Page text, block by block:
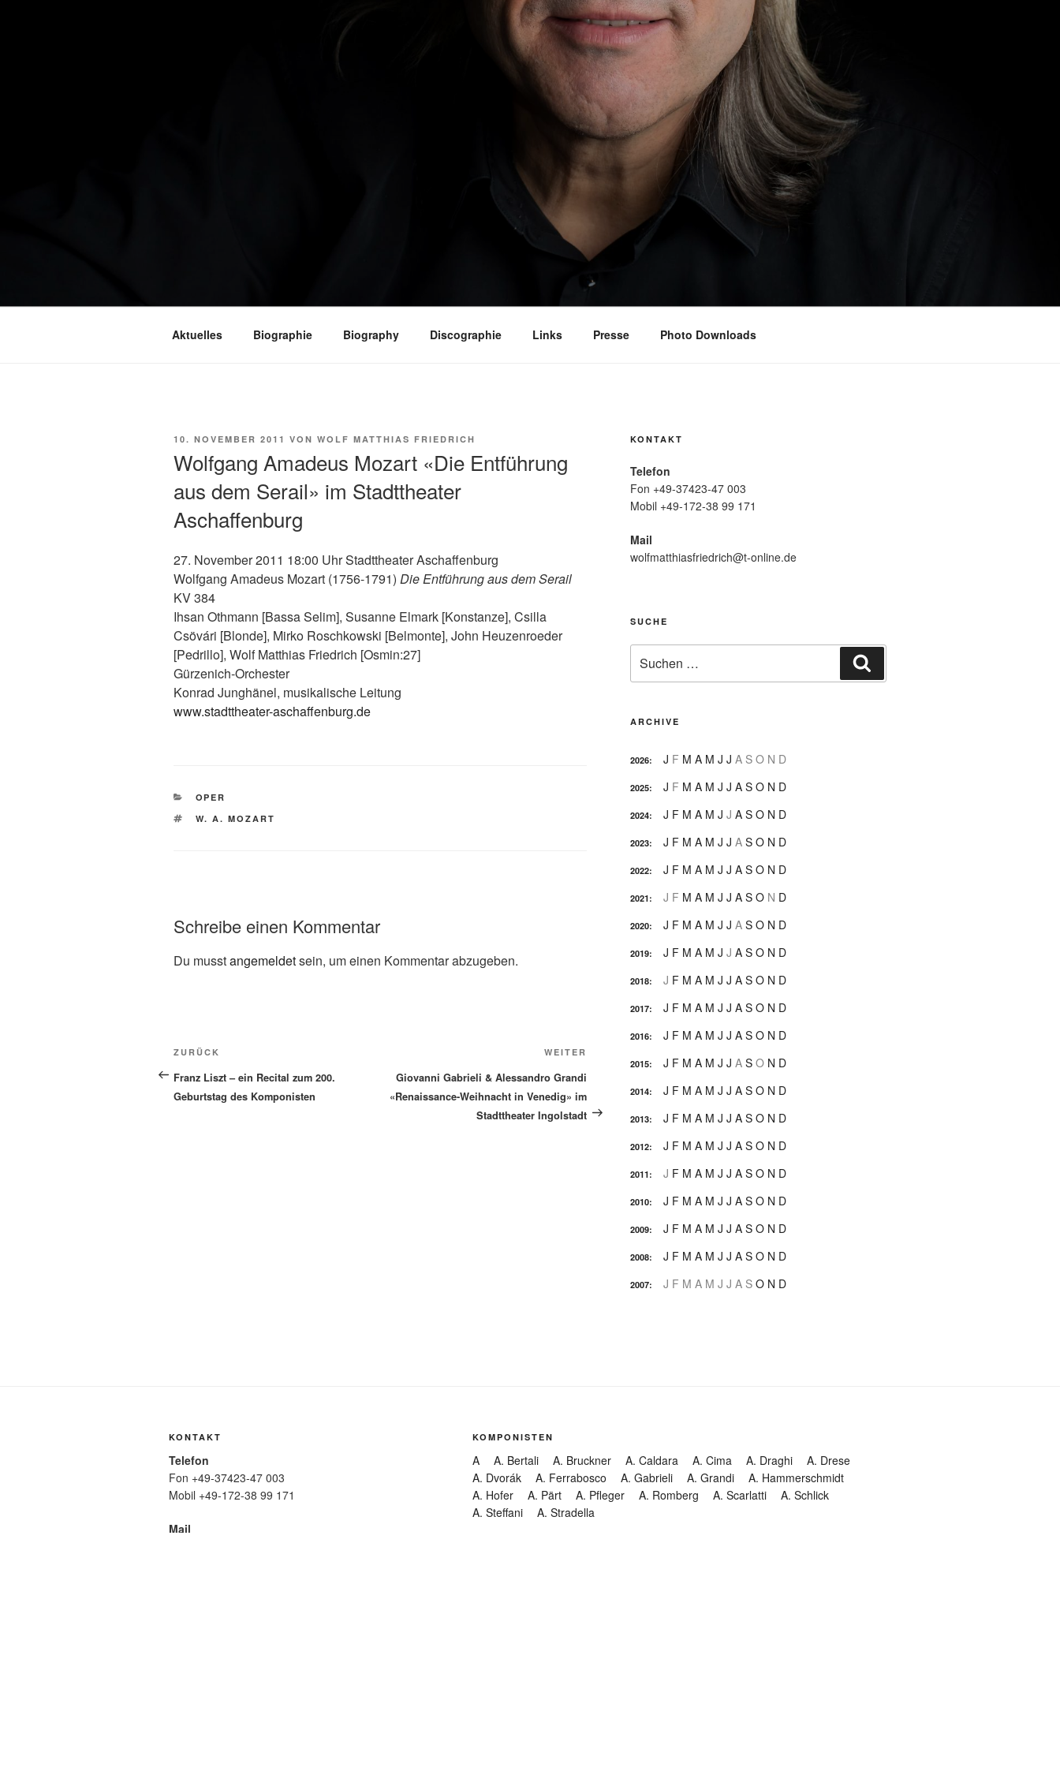
Aktuelles Biographie Biography Discographie Links Presse Photo Downloads
VERÖFFENTLICHT
10. NOVEMBER 2011 VON WOLF MATTHIAS FRIEDRICH
Wolfgang Amadeus Mozart «Die Entführung
aus dem Serail» im Stadttheater
Aschaffenburg
27. November 2011 18:00 Uhr Stadttheater Aschaffenburg
Wolfgang Amadeus Mozart (1756-1791) Die Entführung aus dem Serail
KV 384
Ihsan Othmann [Bassa Selim], Susanne Elmark [Konstanze], Csilla
Csövári [Blonde], Mirko Roschkowski [Belmonte], John Heuzenroeder
[Pedrillo], Wolf Matthias Friedrich [Osmin:27]
Gürzenich-Orchester
Konrad Junghänel, musikalische Leitung
www.stadttheater-aschaffenburg.de
KATEGORIEN
OPER
SCHLAGWÖRTER
W. A. MOZART
Schreibe einen Kommentar
Du musstangemeldetsein, um einen Kommentar abzugeben.
Beitragsnavigation
Vorheriger
Beitrag
ZURÜCK
Franz Liszt – ein Recital zum 200.
Geburtstag des Komponisten
WEITER
Giovanni Gabrieli & Alessandro Grandi
«Renaissance-Weihnacht in Venedig» im
Stadttheater Ingolstadt
KONTAKT
Telefon
Fon +49-37423-47 003
Mobil +49-172-38 99 171
Mail
wolfmatthiasfriedrich@t-online.de
SUCHE
nach:
ARCHIVE
2026: J F M A M J J A S O N D
2025: J F M A M J J A S O N D
2024: J F M A M J J A S O N D
2023: J F M A M J J A S O N D
2022: J F M A M J J A S O N D
2021: J F M A M J J A S O N D
2020: J F M A M J J A S O N D
2019: J F M A M J J A S O N D
2018: J F M A M J J A S O N D
2017: J F M A M J J A S O N D
2016: J F M A M J J A S O N D
2015: J F M A M J J A S O N D
2014: J F M A M J J A S O N D
2013: J F M A M J J A S O N D
2012: J F M A M J J A S O N D
2011: J F M A M J J A S O N D
2010: J F M A M J J A S O N D
2009: J F M A M J J A S O N D
2008: J F M A M J J A S O N D
2007: J F M A M J J A S O N D
KONTAKT
Telefon
Fon +49-37423-47 003
Mobil +49-172-38 99 171
Mail
KOMPONISTEN
A A. Bertali A. Bruckner A. Caldara A. Cima A. Draghi
A. Drese
A. Dvorák
A. Ferrabosco A. Gabrieli A. Grandi
A. Hammerschmidt
A. Hofer
A. Pärt A. Pfleger A. Romberg A. Scarlatti
A. Schlick
A. Steffani
A. Stradella